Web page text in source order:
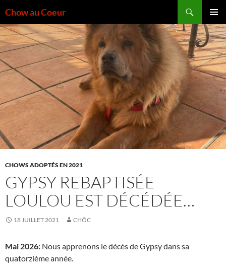
au
contenu
Chow au Coeur
MENU
CHOWS ADOPTÉS EN 2021
GYPSY REBAPTISÉE
LOULOU EST DÉCÉDÉE…
18 JUILLET 2021 CHÔC
Mai 2026: Nous apprenons le décès de Gypsy dans sa
quatorzième année.